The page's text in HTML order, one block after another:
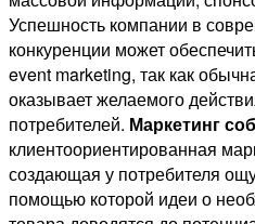
Успешность компании в
конкуренции может
event marketing, так как
оказывает желаемого
потребителей. Маркетинг
клиентоориентированная
создающая у потребителя
помощью которой идеи о